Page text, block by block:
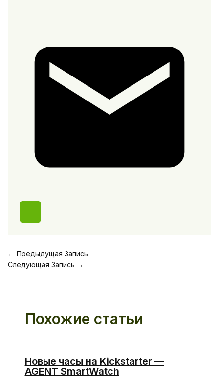
← Предыдущая Запись
Следующая Запись →
Похожие статьи
Новые часы на Kickstarter —
AGENT SmartWatch